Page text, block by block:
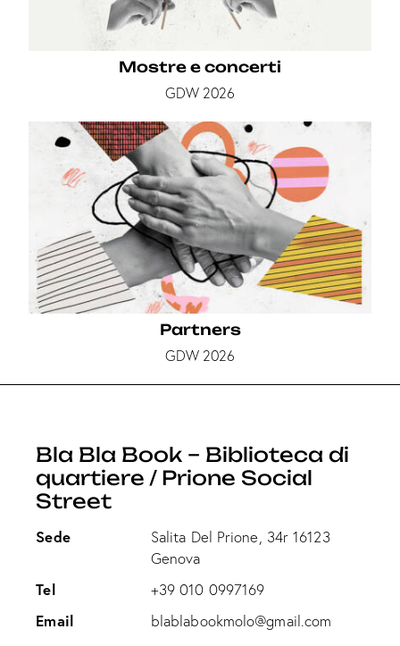
Mostre e concerti
GDW 2026
Partners
GDW 2026
Bla Bla Book – Biblioteca di
quartiere / Prione Social
Street
Sede
Salita Del Prione, 34r 16123
Genova
Tel +39 010 0997169
Email blablabookmolo@gmail.com